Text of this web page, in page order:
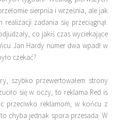
sierpnia i września, ale jak
zadania się przeciągnął.
co jakiś czas wyciekające
Jan Hardy numer dwa wpadł w
czekać?
szybko przewertowałem strony
się w oczy, to reklama Red is
przeciwko reklamom, w końcu z
chyba jednak spora przesada. W